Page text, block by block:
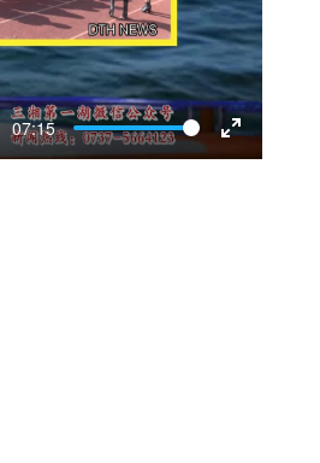
07:15
Enter